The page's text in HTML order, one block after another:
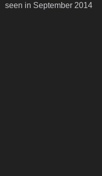
seen in September 2014